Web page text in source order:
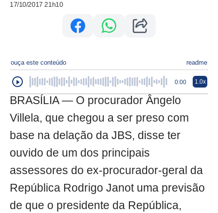
17/10/2017 21h10
ouça este conteúdo readme
0:00 1.0x
BRASÍLIA — O procurador Ângelo
Villela, que chegou a ser preso com
base na delação da JBS, disse ter
ouvido de um dos principais
assessores do ex-procurador-geral da
República Rodrigo Janot uma previsão
de que o presidente da República,